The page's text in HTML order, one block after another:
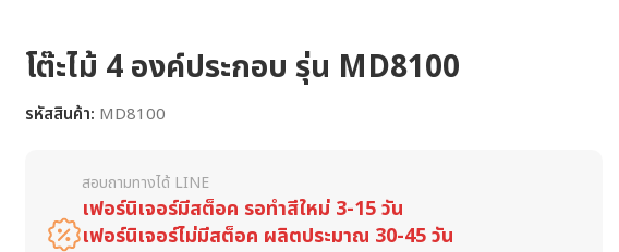
โต๊ะไม้ 4 องค์ประกอบ รุ่น MD8100
รหัสสินค้า: MD8100
สอบถามทางได้ LINE
เฟอร์นิเจอร์มีสต็อค รอทำสีใหม่ 3-15 วัน
เฟอร์นิเจอร์ไม่มีสต็อค ผลิตประมาณ 30-45 วัน